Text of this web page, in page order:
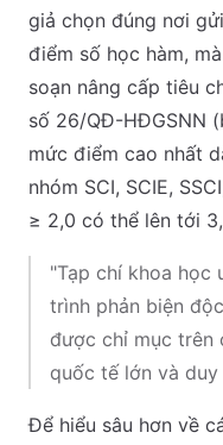
giả chọn đúng nơi
điểm số học hàm,
soạn nâng cấp tiêu
số 26/QĐ-HĐGSNN
mức điểm cao nhất
nhóm SCI, SCIE,
≥ 2,0 có thể lên tới
"Tạp chí khoa học
trình phản biện
được chỉ mục trên
quốc tế lớn và
Để hiểu sâu hơn về